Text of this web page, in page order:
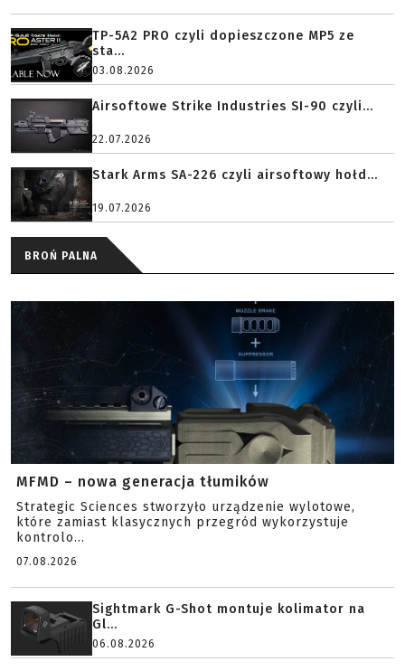
TP-5A2 PRO czyli dopieszczone MP5 ze
sta...
03.08.2026
Airsoftowe Strike Industries SI-90 czyli...
22.07.2026
Stark Arms SA-226 czyli airsoftowy hołd...
19.07.2026
BROŃ PALNA
MFMD – nowa generacja tłumików
Strategic Sciences stworzyło urządzenie wylotowe,
które zamiast klasycznych przegród wykorzystuje
kontrolo...
07.08.2026
Sightmark G-Shot montuje kolimator na
Gl...
06.08.2026